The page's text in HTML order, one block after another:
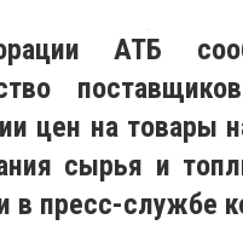
АТБ
цен на товары
сырья и
в пресс-службе